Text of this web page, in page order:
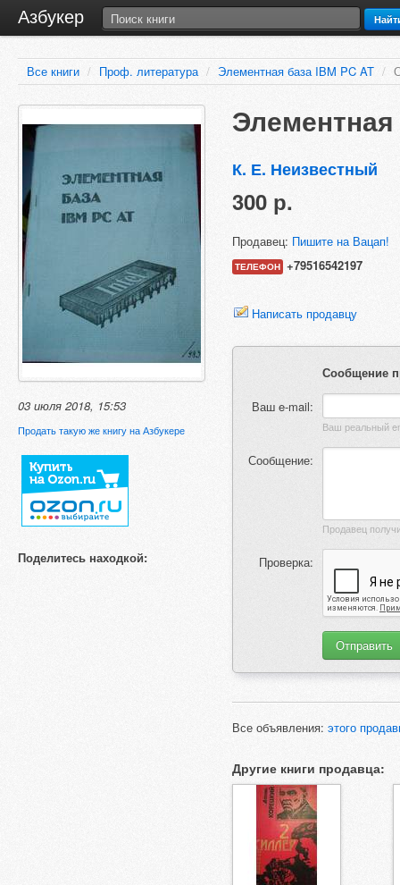
Азбукер
Все книги / Проф. литература / Элементная база IBM PC AT /
03 июля 2018, 15:53
Продать такую же книгу на Азбукере
Поделитесь находкой:
Элементная
К. Е. Неизвестный
300 р.
Продавец: Пишите на Вацап!
ТЕЛЕФОН +79516542197
Написать продавцу
Сообщение
Ваш e-mail:
Сообщение:
Проверка:
Все объявления: этого
Другие книги продавца: